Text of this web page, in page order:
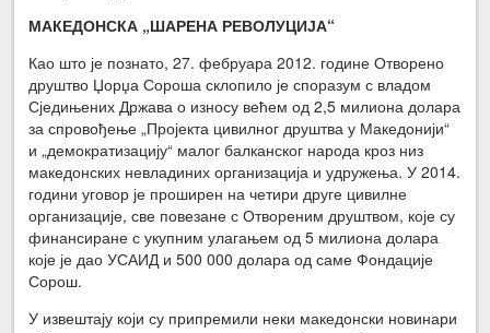
МАКЕДОНСКА „ШАРЕНА РЕВОЛУЦИЈА“
Као што је познато, 27. фебруара 2012. године Отворено
друштво Џорџа Сороша склопило је споразум с владом
Сједињених Држава о износу већем од 2,5 милиона долара
за спровођење „Пројекта цивилног друштва у Македонији“
и „демократизацију“ малог балканског народа кроз низ
македонских невладиних организација и удружења. У 2014.
години уговор је проширен на четири друге цивилне
организације, све повезане с Отвореним друштвом, које су
финансиране с укупним улагањем од 5 милиона долара
које је дао УСАИД и 500 000 долара од саме Фондације
Сорош.
У извештају који су припремили неки македонски новинари